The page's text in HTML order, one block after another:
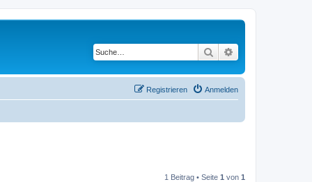
Suche
Anmelden
Registrieren
1 Beitrag • Seite 1 von 1